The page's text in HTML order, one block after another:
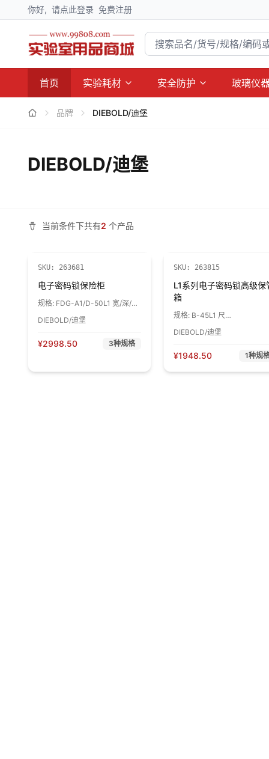
你好, 请点此登录 免费注册
首页 实验耗材 安全防护 玻璃仪
品牌 DIEBOLD/迪堡
DIEBOLD/迪堡
当前条件下共有2 个产品
SKU: 263681
电子密码锁保险柜
规格: FDG-A1/D-50L1 宽/深/
DIEBOLD/迪堡
¥2998.50 3种规格
SKU: 263815
L1系列电子密码锁高级保
箱
规格: B-45L1 尺
个
DIEBOLD/迪堡
¥1948.50 1种规